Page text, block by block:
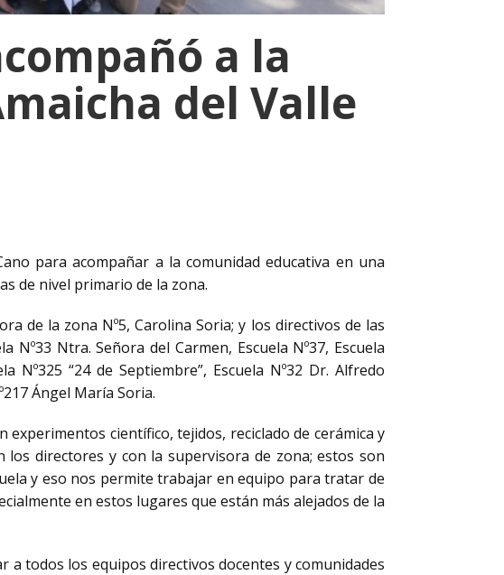
a la
del Valle
para acompañar a la comunidad educativa en una
de nivel primario de la zona.
de la zona Nº5, Carolina Soria; y los directivos de las
Nº33 Ntra. Señora del Carmen, Escuela Nº37, Escuela
Nº325 “24 de Septiembre”, Escuela Nº32 Dr. Alfredo
Ángel María Soria.
experimentos científico, tejidos, reciclado de cerámica y
los directores y con la supervisora de zona; estos son
y eso nos permite trabajar en equipo para tratar de
en estos lugares que están más alejados de la
a todos los equipos directivos docentes y comunidades